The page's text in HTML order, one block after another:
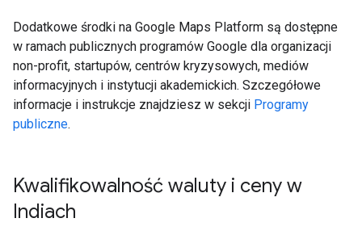
Dodatkowe środki na Google Maps Platform są dostępne
w ramach publicznych programów Google dla organizacji
non-profit, startupów, centrów kryzysowych, mediów
informacyjnych i instytucji akademickich. Szczegółowe
informacje i instrukcje znajdziesz w sekcji Programy
publiczne.
Kwalifikowalność waluty i ceny w
Indiach